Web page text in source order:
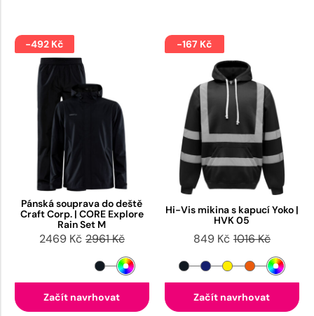
-492 Kč
Pánská souprava do deště
Craft Corp. | CORE Explore
Rain Set M
2469 Kč 2961 Kč
Začít navrhovat
-167 Kč
Hi-Vis mikina s kapucí Yoko |
HVK 05
849 Kč 1016 Kč
Začít navrhovat